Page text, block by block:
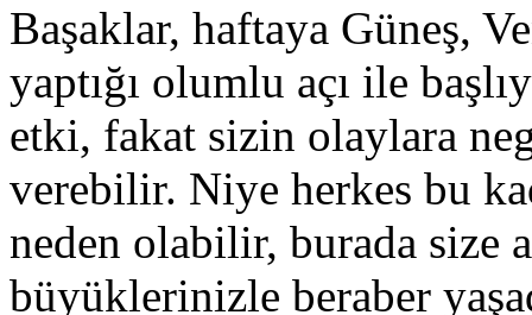
Başaklar, haftaya Güneş,
yaptığı olumlu açı ile
etki, fakat sizin olaylara
verebilir. Niye herkes bu
neden olabilir, burada size
büyüklerinizle beraber